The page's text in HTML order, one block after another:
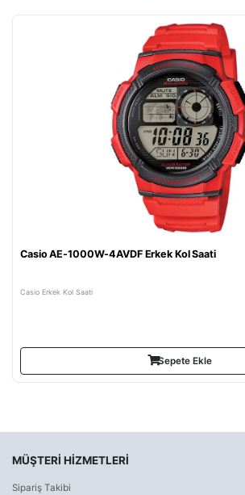
Casio AE-1000W-4AVDF Erkek Kol Saati
Casio Erkek Kol Saati
Sepete Ekle
MÜŞTERI HIZMETLERI
Sipariş Takibi